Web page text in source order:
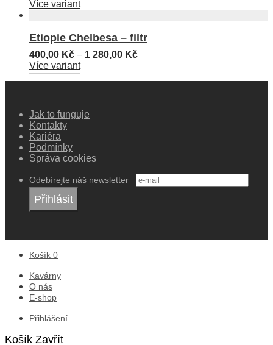
Více variant
Etiopie Chelbesa – filtr
400,00 Kč – 1 280,00 Kč
Více variant
Jak to funguje
Kontakty
Kariéra
Podmínky
Správa cookies
Odebírejte náš newsletter
Košík 0
Kavárny
O nás
E-shop
Přihlášení
Košík Zavřít